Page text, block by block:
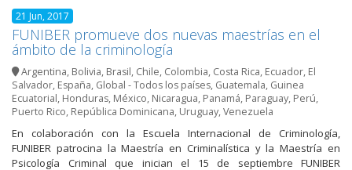
21 Jun, 2017
FUNIBER promueve dos nuevas maestrías en el
ámbito de la criminología
Argentina, Bolivia, Brasil, Chile, Colombia, Costa Rica, Ecuador, El
Salvador, España, Global - Todos los países, Guatemala, Guinea
Ecuatorial, Honduras, México, Nicaragua, Panamá, Paraguay, Perú,
Puerto Rico, República Dominicana, Uruguay,Venezuela
En colaboración con la Escuela Internacional de Criminología,
FUNIBER patrocina la Maestría en Criminalística y la Maestría en
Psicología Criminal que inician el 15 de septiembre FUNIBER